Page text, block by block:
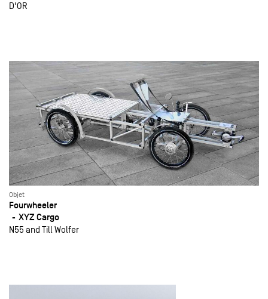
D'OR
Objet
Fourwheeler
XYZ Cargo
N55 and Till Wolfer